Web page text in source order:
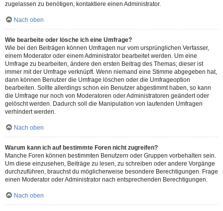
zugelassen zu benötigen, kontaktiere einen Administrator.
Nach oben
Wie bearbeite oder lösche ich eine Umfrage?
Wie bei den Beiträgen können Umfragen nur vom ursprünglichen Verfasser,
einem Moderator oder einem Administrator bearbeitet werden. Um eine
Umfrage zu bearbeiten, ändere den ersten Beitrag des Themas; dieser ist
immer mit der Umfrage verknüpft. Wenn niemand eine Stimme abgegeben hat,
dann können Benutzer die Umfrage löschen oder die Umfrageoption
bearbeiten. Sollte allerdings schon ein Benutzer abgestimmt haben, so kann
die Umfrage nur noch von Moderatoren oder Administratoren geändert oder
gelöscht werden. Dadurch soll die Manipulation von laufenden Umfragen
verhindert werden.
Nach oben
Warum kann ich auf bestimmte Foren nicht zugreifen?
Manche Foren können bestimmten Benutzern oder Gruppen vorbehalten sein.
Um diese einzusehen, Beiträge zu lesen, zu schreiben oder andere Vorgänge
durchzuführen, brauchst du möglicherweise besondere Berechtigungen. Frage
einen Moderator oder Administrator nach entsprechenden Berechtigungen.
Nach oben